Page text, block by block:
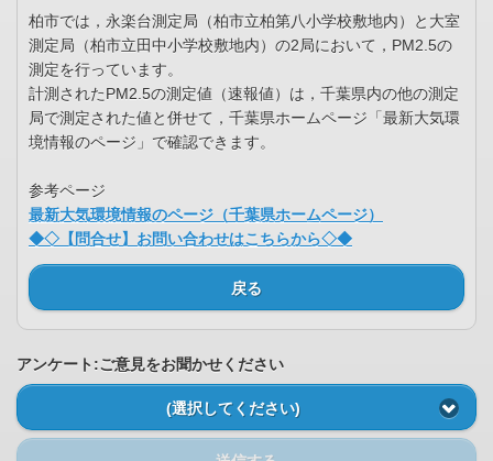
柏市では，永楽台測定局（柏市立柏第八小学校敷地内）と大室
測定局（柏市立田中小学校敷地内）の2局において，PM2.5の
測定を行っています。
計測されたPM2.5の測定値（速報値）は，千葉県内の他の測定
局で測定された値と併せて，千葉県ホームページ「最新大気環
境情報のページ」で確認できます。
参考ページ
最新大気環境情報のページ（千葉県ホームページ）
◆◇【問合せ】お問い合わせはこちらから◇◆
戻る
アンケート:ご意見をお聞かせください
(選択してください)